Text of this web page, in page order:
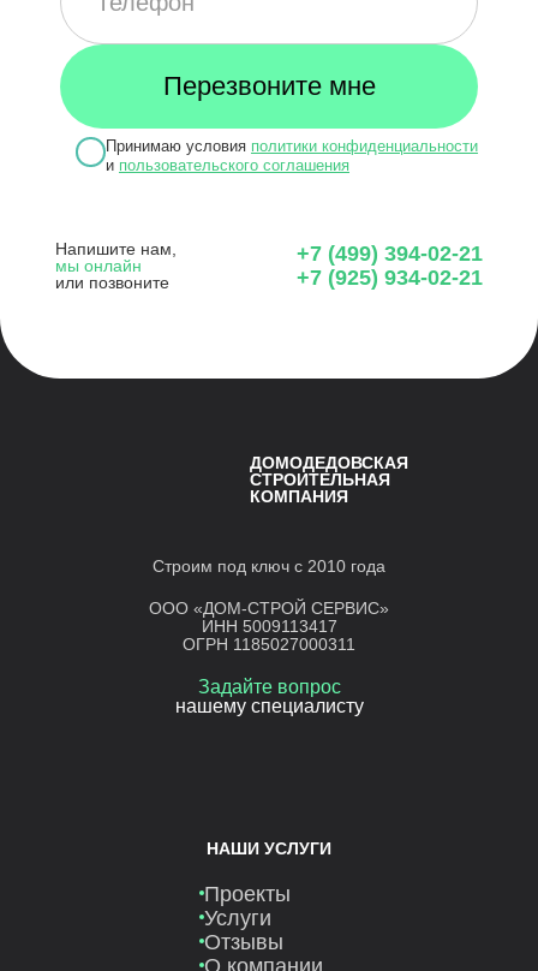
Принимаю условия политики конфиденциальности
и пользовательского соглашения
Напишите нам,
мы онлайн
или позвоните
+7 (499) 394-02-21
+7 (925) 934-02-21
ДОМОДЕДОВСКАЯ
СТРОИТЕЛЬНАЯ
КОМПАНИЯ
Строим под ключ с 2010 года
ООО «ДОМ-СТРОЙ СЕРВИС»
ИНН 5009113417
ОГРН 1185027000311
Задайте вопрос
нашему специалисту
НАШИ УСЛУГИ
Проекты
Услуги
Отзывы
О компании